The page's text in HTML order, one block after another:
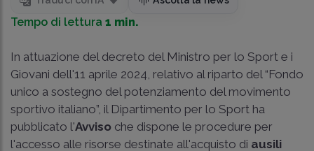
Tempo di lettura 1 min.
In attuazione del decreto del Ministro per lo Sport e i
Giovani dell'11 aprile 2024, relativo al riparto del “Fondo
unico a sostegno del potenziamento del movimento
sportivo italiano”, il Dipartimento per lo Sport ha
pubblicato l'Avviso che dispone le procedure per
l'accesso alle risorse destinate all'acquisto di ausili